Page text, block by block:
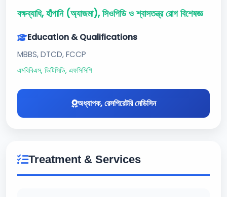
বক্ষব্যাধি, হাঁপানি (অ্যাজমা), সিওপিডি ও শ্বাসতন্ত্র রোগ বিশেষজ্ঞ
Education & Qualifications
MBBS, DTCD, FCCP
এমবিবিএস, ডিটিসিডি, এফসিসিপি
অধ্যাপক, রেসপিরেটরি মেডিসিন
Treatment & Services